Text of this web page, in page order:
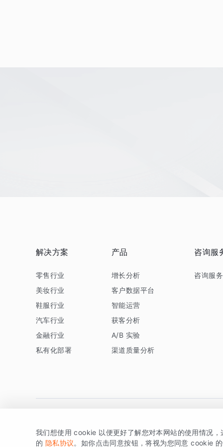
解决方案
零售行业
美妆行业
鞋服行业
汽车行业
金融行业
私有化部署
产品
增长分析
客户数据平台
智能运营
获客分析
A/B 实验
渠道质量分析
咨询服
咨询服务
版权所有 © 北京易数科技有限公司SDK相关说明 京ICP备
我们想使用 cookie 以便更好了解您对本网站的使用情况
的 隐私协议。如你点击同意按钮，将视为您同意 cookie 的